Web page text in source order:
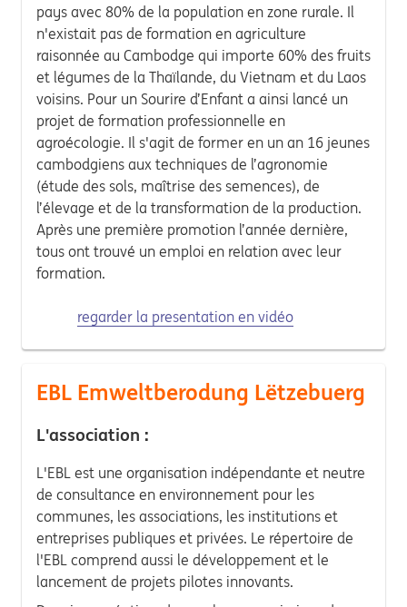
pays avec 80% de la population en zone rurale. Il
n'existait pas de formation en agriculture
raisonnée au Cambodge qui importe 60% des fruits
et légumes de la Thaïlande, du Vietnam et du Laos
voisins. Pour un Sourire d’Enfant a ainsi lancé un
projet de formation professionnelle en
agroécologie. Il s'agit de former en un an 16 jeunes
cambodgiens aux techniques de l’agronomie
(étude des sols, maîtrise des semences), de
l’élevage et de la transformation de la production.
Après une première promotion l’année dernière,
tous ont trouvé un emploi en relation avec leur
formation.
regarder la presentation en vidéo
EBL Emweltberodung Lëtzebuerg
L'association :
L'EBL est une organisation indépendante et neutre
de consultance en environnement pour les
communes, les associations, les institutions et
entreprises publiques et privées. Le répertoire de
l'EBL comprend aussi le développement et le
lancement de projets pilotes innovants.